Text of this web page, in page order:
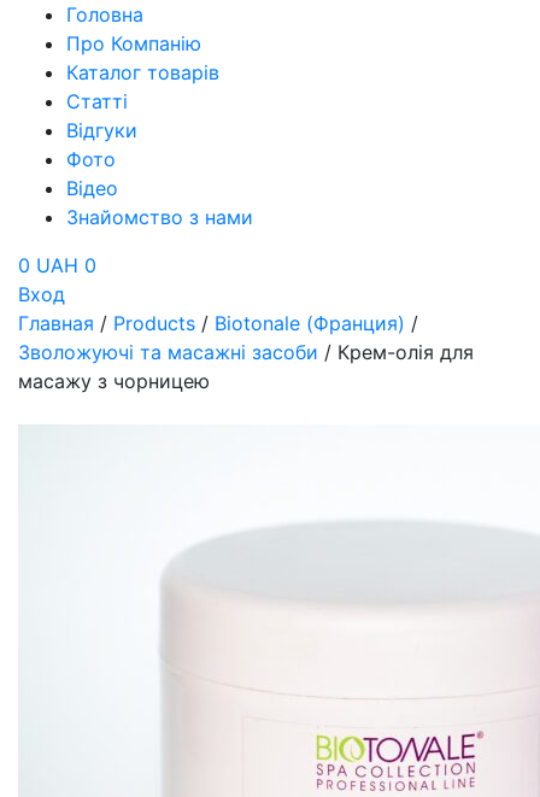
Головна
Про Компанію
Каталог товарів
Статті
Відгуки
Фото
Відео
Знайомство з нами
0 UAH 0
Вход
Главная / Products / Biotonale (Франция) /
Зволожуючі та масажні засоби / Крем-олія для
масажу з чорницею